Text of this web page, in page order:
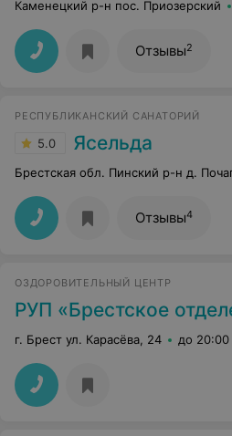
Каменецкий р-н пос. Приозерский
Отзывы2
РЕСПУБЛИКАНСКИЙ САНАТОРИЙ
5.0 Ясельда
Брестская обл. Пинский р-н д.
Отзывы4
ОЗДОРОВИТЕЛЬНЫЙ ЦЕНТР
РУП «Брестское отделение
г. Брест ул. Карасёва, 24 до 20:00